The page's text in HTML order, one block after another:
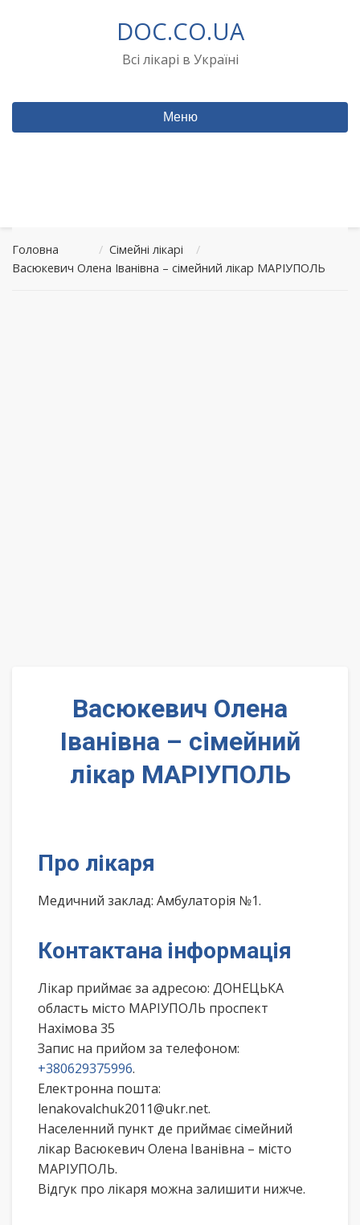
DOC.CO.UA
Всі лікарі в Україні
Меню
Головна / Сімейні лікарі
/
Васюкевич Олена Іванівна – сімейний лікар МАРІУПОЛЬ
Васюкевич Олена
Іванівна – сімейний
лікар МАРІУПОЛЬ
Про лікаря
Медичний заклад: Амбулаторія №1.
Контактана інформація
Лікар приймає за адресою: ДОНЕЦЬКА
область місто МАРІУПОЛЬ проспект
Нахімова 35
Запис на прийом за телефоном:
+380629375996.
Електронна пошта:
lenakovalchuk2011@ukr.net.
Населенний пункт де приймає сімейний
лікар Васюкевич Олена Іванівна – місто
МАРІУПОЛЬ.
Відгук про лікаря можна залишити нижче.